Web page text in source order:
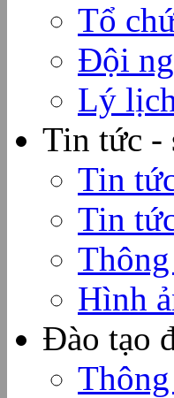
Tổ
Đội
Lý
Tin tức -
Tin
Tin
Hình
Đào tạo